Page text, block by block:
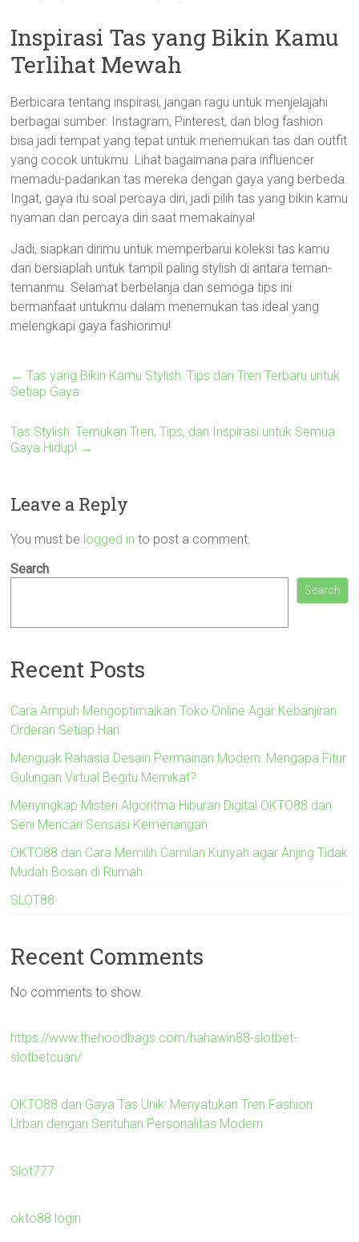
Inspirasi Tas yang Bikin Kamu
Terlihat Mewah
Berbicara tentang inspirasi, jangan ragu untuk menjelajahi
berbagai sumber. Instagram, Pinterest, dan blog fashion
bisa jadi tempat yang tepat untuk menemukan tas dan outfit
yang cocok untukmu. Lihat bagaimana para influencer
memadu-padankan tas mereka dengan gaya yang berbeda.
Ingat, gaya itu soal percaya diri, jadi pilih tas yang bikin kamu
nyaman dan percaya diri saat memakainya!
Jadi, siapkan dirimu untuk memperbarui koleksi tas kamu
dan bersiaplah untuk tampil paling stylish di antara teman-
temanmu. Selamat berbelanja dan semoga tips ini
bermanfaat untukmu dalam menemukan tas ideal yang
melengkapi gaya fashionmu!
← Tas yang Bikin Kamu Stylish: Tips dan Tren Terbaru untuk
Setiap Gaya
Tas Stylish: Temukan Tren, Tips, dan Inspirasi untuk Semua
Gaya Hidup! →
Leave a Reply
You must be logged in to post a comment.
Search
Search
Recent Posts
Cara Ampuh Mengoptimalkan Toko Online Agar Kebanjiran
Orderan Setiap Hari
Menguak Rahasia Desain Permainan Modern: Mengapa Fitur
Gulungan Virtual Begitu Memikat?
Menyingkap Misteri Algoritma Hiburan Digital OKTO88 dan
Seni Mencari Sensasi Kemenangan
OKTO88 dan Cara Memilih Camilan Kunyah agar Anjing Tidak
Mudah Bosan di Rumah
SLOT88
Recent Comments
No comments to show.
https://www.thehoodbags.com/hahawin88-slotbet-
slotbetcuan/
OKTO88 dan Gaya Tas Unik: Menyatukan Tren Fashion
Urban dengan Sentuhan Personalitas Modern
Slot777
okto88 login